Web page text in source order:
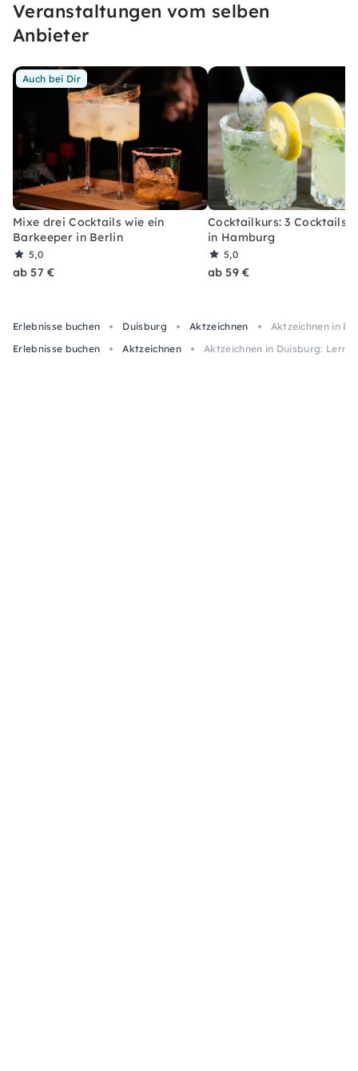
erleben, welches Du so schnell nicht vergessen
wirst.
Veranstaltungen vom selben
Anbieter
Auch bei Dir
Mixe drei Cocktails wie ein
Barkeeper in Berlin
5,0
ab 57 €
Cocktailkurs: 3 Cocktails
in Hamburg
5,0
ab 59 €
Erlebnisse buchen Duisburg Aktzeichnen
Aktzeichnen in
Erlebnisse buchen
Aktzeichnen Aktzeichnen in Duisburg: